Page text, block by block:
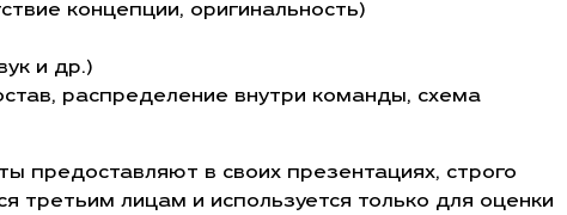
концепции, оригинальность)
и др.)
распределение внутри команды, схема
предоставляют в своих презентациях, строго
третьим лицам и используется только для оценки